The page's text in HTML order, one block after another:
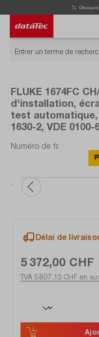
FLUKE 1674FC
d'installation,
test
1630-2, VDE 0100-
Numéro de fabrication :
Délai de
5 372,00 CHF
TVA 5 807,13 CHF en